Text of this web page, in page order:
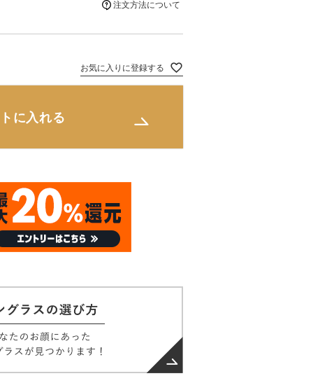
注文方法について
お気に入りに登録する
に入れる